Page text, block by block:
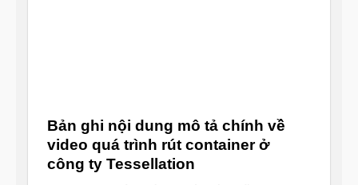
Bản ghi nội dung mô tả chính về
video quá trình rút container ở
công ty Tessellation